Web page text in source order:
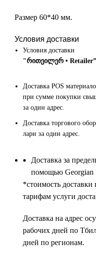
Размер 60*40 мм.
Условия доставки
Условия доставки
"რითეილერ • Retailer”
Доставка POS
при сумме покупки
за один адрес.
Доставка торгового
лари за один адрес.
Доставка за
помощью Georgian
*cтоимость доставки
тарифам услуги
Доставка на адрес
рабочих дней по
дней по регионам.